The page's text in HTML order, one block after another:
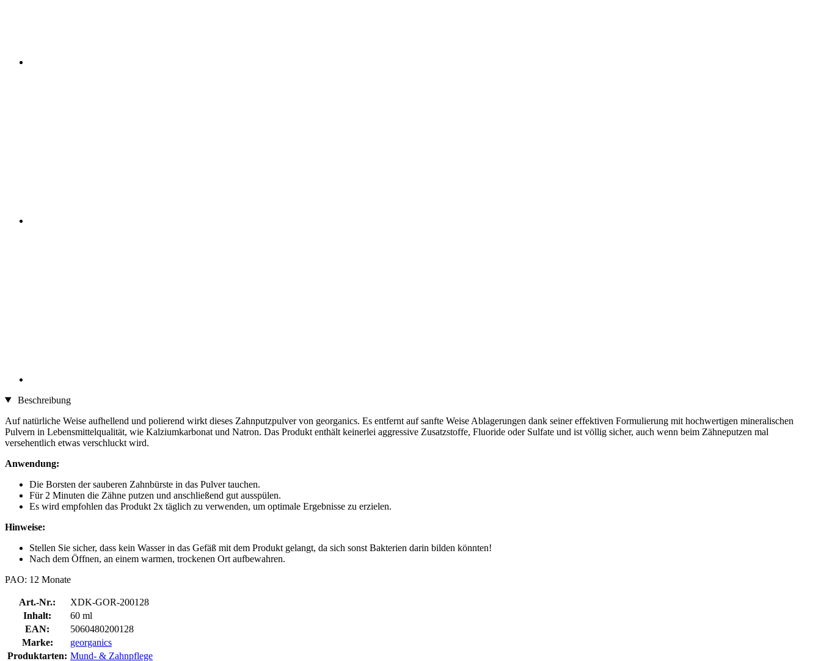
Beschreibung
Auf natürliche Weise aufhellend und polierend wirkt dieses Zahnputzpulver von georganics. Es entfernt auf sanfte Weise Ablagerungen dank seiner effektiven Formulierung mit hochwertigen mineralischen
Pulvern in Lebensmittelqualität, wie Kalziumkarbonat und Natron. Das Produkt enthält keinerlei aggressive Zusatzstoffe, Fluoride oder Sulfate und ist völlig sicher, auch wenn beim Zähneputzen mal
versehentlich etwas verschluckt wird.
Anwendung:
Die Borsten der sauberen Zahnbürste in das Pulver tauchen.
Für 2 Minuten die Zähne putzen und anschließend gut ausspülen.
Es wird empfohlen das Produkt 2x täglich zu verwenden, um optimale Ergebnisse zu erzielen.
Hinweise:
Stellen Sie sicher, dass kein Wasser in das Gefäß mit dem Produkt gelangt, da sich sonst Bakterien darin bilden könnten!
Nach dem Öffnen, an einem warmen, trockenen Ort aufbewahren.
PAO: 12 Monate
Art.-Nr.:
XDK-GOR-200128
Inhalt:
60 ml
EAN:
5060480200128
Marke:
georganics
Produktarten: Mund- & Zahnpflege